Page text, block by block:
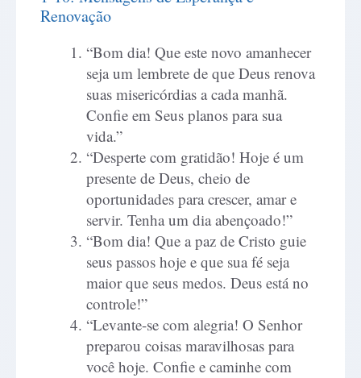
Renovação
“Bom dia! Que este novo amanhecer
seja um lembrete de que Deus renova
suas misericórdias a cada manhã.
Confie em Seus planos para sua
vida.”
“Desperte com gratidão! Hoje é um
presente de Deus, cheio de
oportunidades para crescer, amar e
servir. Tenha um dia abençoado!”
“Bom dia! Que a paz de Cristo guie
seus passos hoje e que sua fé seja
maior que seus medos. Deus está no
controle!”
“Levante-se com alegria! O Senhor
preparou coisas maravilhosas para
você hoje. Confie e caminhe com